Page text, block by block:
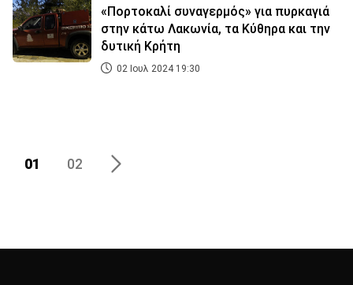
«Πορτοκαλί συναγερμός» για πυρκαγιά
στην κάτω Λακωνία, τα Κύθηρα και την
δυτική Κρήτη
02 Ιουλ 2024 19:30
01 02